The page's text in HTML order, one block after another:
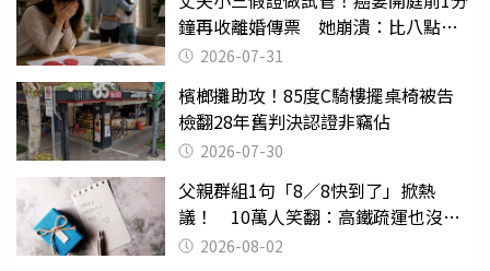
鐘再收離婚傳票 她崩潰：比八點檔
還扯2026-07-31
檳榔攤助攻！85度C騎樓擺桌椅被告
檢翻28年舊判決認證非竊佔
2026-07-30
父親群組1句「8／8快到了」掀熱
議！ 10萬人笑翻：高鐵疏運也沒列
父親節
2026-08-02